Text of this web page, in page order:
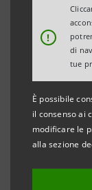
!
di
tue
È possibile
il consenso ai
modificare le
alla sezione
noto che
della Divisione